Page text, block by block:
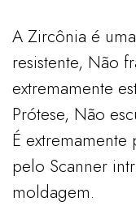
A Zircônia é
resistente, Não
extremamente
Prótese, Não
É
pelo Scanner
moldagem.